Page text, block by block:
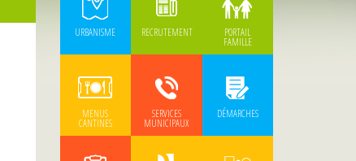
URBANISME RECRUTEMENT PORTAIL
FAMILLE
MENUS
CANTINES
SERVICES
MUNICIPAUX
DÉMARCHES